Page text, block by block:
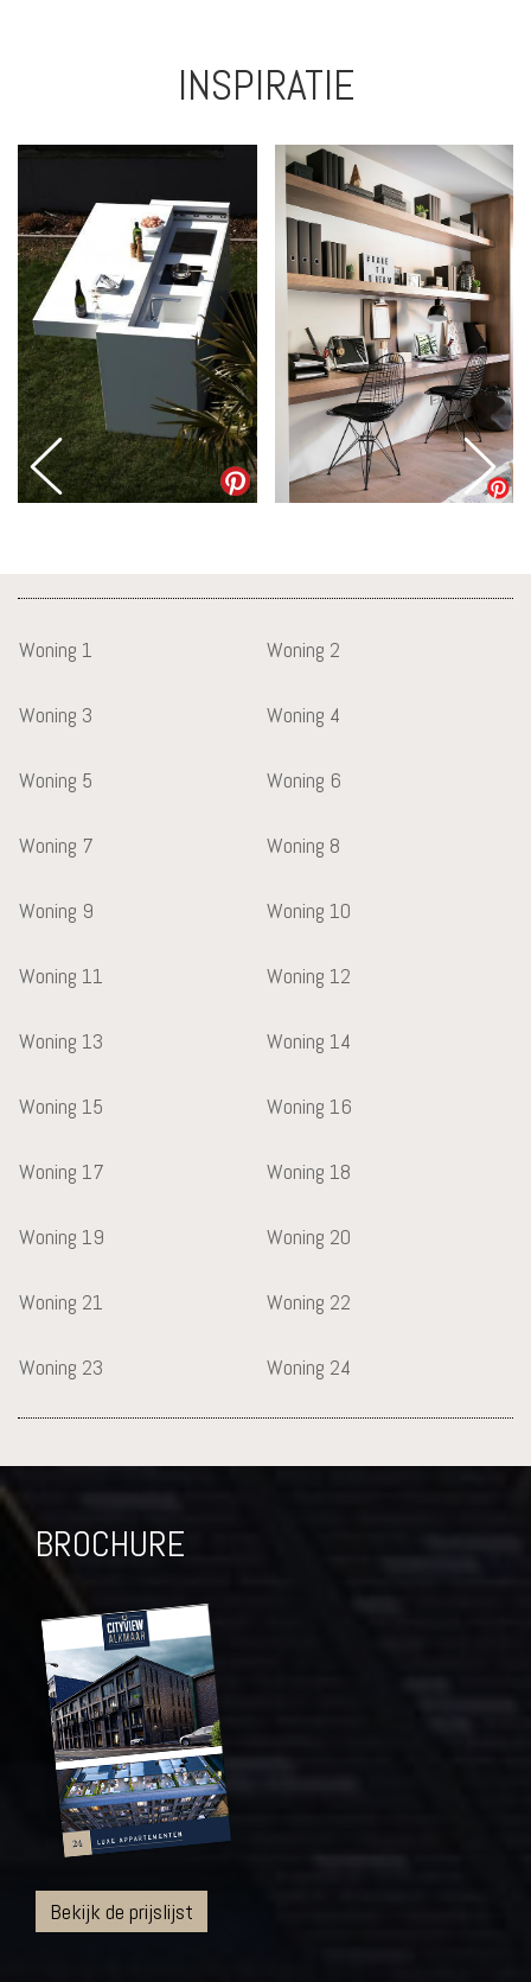
INSPIRATIE
Woning 1 Woning 2
Woning 3 Woning 4
Woning 5 Woning 6
Woning 7 Woning 8
Woning 9 Woning 10
Woning 11 Woning 12
Woning 13 Woning 14
Woning 15 Woning 16
Woning 17 Woning 18
Woning 19 Woning 20
Woning 21 Woning 22
Woning 23 Woning 24
BROCHURE
Bekijk de prijslijst